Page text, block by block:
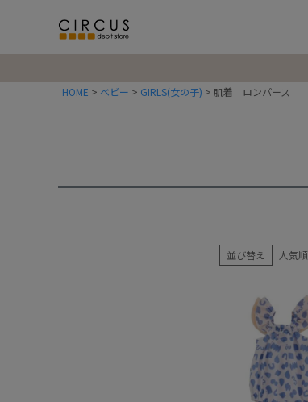
HOME
ベビー GIRLS(女の子) 肌着 ロンパース
並び替え 人気順